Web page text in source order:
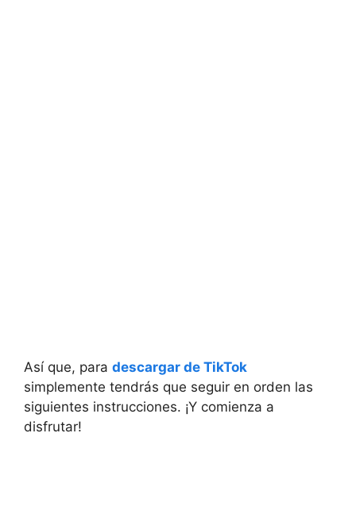
Así que, para descargar de TikTok
simplemente tendrás que seguir en orden las
siguientes instrucciones. ¡Y comienza a
disfrutar!